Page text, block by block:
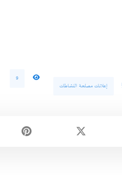
إعلانات مصلحة النشاطات
9